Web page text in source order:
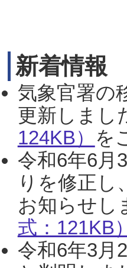
新着情報
気象官署の
更新しまし
124KB） を
令和6年6月
りを修正し
お知らせし
式：121KB）
令和6年3月